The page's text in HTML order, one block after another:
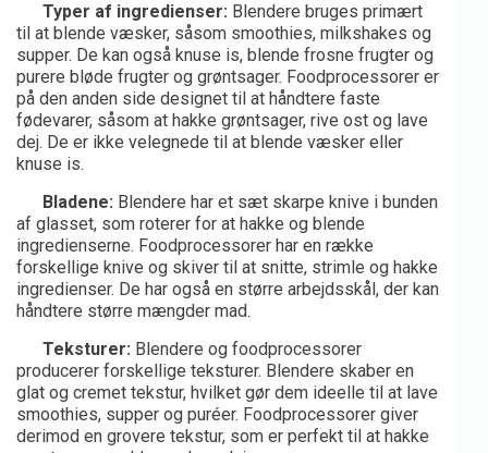
Typer af ingredienser: Blendere bruges primært
til at blende væsker, såsom smoothies, milkshakes og
supper. De kan også knuse is, blende frosne frugter og
purere bløde frugter og grøntsager. Foodprocessorer er
på den anden side designet til at håndtere faste
fødevarer, såsom at hakke grøntsager, rive ost og lave
dej. De er ikke velegnede til at blende væsker eller
knuse is.
Bladene: Blendere har et sæt skarpe knive i bunden
af glasset, som roterer for at hakke og blende
ingredienserne. Foodprocessorer har en række
forskellige knive og skiver til at snitte, strimle og hakke
ingredienser. De har også en større arbejdsskål, der kan
håndtere større mængder mad.
Teksturer: Blendere og foodprocessorer
producerer forskellige teksturer. Blendere skaber en
glat og cremet tekstur, hvilket gør dem ideelle til at lave
smoothies, supper og puréer. Foodprocessorer giver
derimod en grovere tekstur, som er perfekt til at hakke